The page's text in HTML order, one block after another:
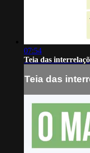
07:54
Teia das
Teia das